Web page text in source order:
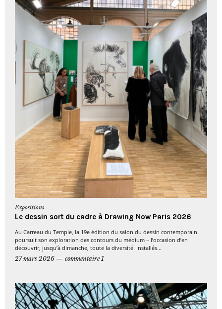
Expositions
Le dessin sort du cadre à Drawing Now Paris 2026
Au Carreau du Temple, la 19e édition du salon du dessin contemporain
poursuit son exploration des contours du médium – l’occasion d’en
découvrir, jusqu’à dimanche, toute la diversité. Installés...
27 mars 2026
commentaire 1